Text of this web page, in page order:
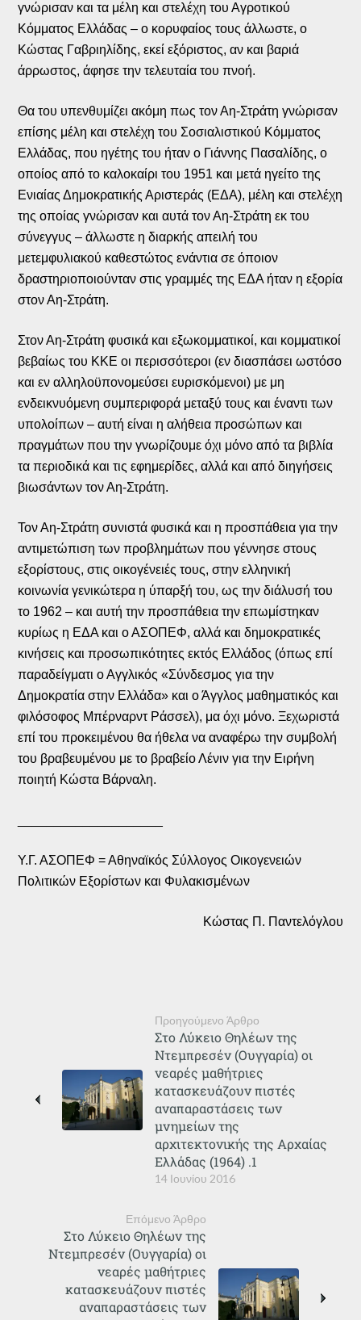
γνώρισαν και τα μέλη και στελέχη του Αγροτικού
Κόμματος Ελλάδας – ο κορυφαίος τους άλλωστε, ο
Κώστας Γαβριηλίδης, εκεί εξόριστος, αν και βαριά
άρρωστος, άφησε την τελευταία του πνοή.
Θα του υπενθυμίζει ακόμη πως τον Αη-Στράτη γνώρισαν
επίσης μέλη και στελέχη του Σοσιαλιστικού Κόμματος
Ελλάδας, που ηγέτης του ήταν ο Γιάννης Πασαλίδης, ο
οποίος από το καλοκαίρι του 1951 και μετά ηγείτο της
Ενιαίας Δημοκρατικής Αριστεράς (ΕΔΑ), μέλη και στελέχη
της οποίας γνώρισαν και αυτά τον Αη-Στράτη εκ του
σύνεγγυς – άλλωστε η διαρκής απειλή του
μετεμφυλιακού καθεστώτος ενάντια σε όποιον
δραστηριοποιούνταν στις γραμμές της ΕΔΑ ήταν η εξορία
στον Αη-Στράτη.
Στον Αη-Στράτη φυσικά και εξωκομματικοί, και κομματικοί
βεβαίως του ΚΚΕ οι περισσότεροι (εν διασπάσει ωστόσο
και εν αλληλοϋπονομεύσει ευρισκόμενοι) με μη
ενδεικνυόμενη συμπεριφορά μεταξύ τους και έναντι των
υπολοίπων – αυτή είναι η αλήθεια προσώπων και
πραγμάτων που την γνωρίζουμε όχι μόνο από τα βιβλία
τα περιοδικά και τις εφημερίδες, αλλά και από διηγήσεις
βιωσάντων τον Αη-Στράτη.
Τον Αη-Στράτη συνιστά φυσικά και η προσπάθεια για την
αντιμετώπιση των προβλημάτων που γέννησε στους
εξορίστους, στις οικογένειές τους, στην ελληνική
κοινωνία γενικώτερα η ύπαρξή του, ως την διάλυσή του
το 1962 – και αυτή την προσπάθεια την επωμίστηκαν
κυρίως η ΕΔΑ και ο ΑΣΟΠΕΦ, αλλά και δημοκρατικές
κινήσεις και προσωπικότητες εκτός Ελλάδος (όπως επί
παραδείγματι ο Αγγλικός «Σύνδεσμος για την
Δημοκρατία στην Ελλάδα» και ο Άγγλος μαθηματικός και
φιλόσοφος Μπέρναρντ Ράσσελ), μα όχι μόνο. Ξεχωριστά
επί του προκειμένου θα ήθελα να αναφέρω την συμβολή
του βραβευμένου με το βραβείο Λένιν για την Ειρήνη
ποιητή Κώστα Βάρναλη.
Υ.Γ. ΑΣΟΠΕΦ = Αθηναϊκός Σύλλογος Οικογενειών
Πολιτικών Εξορίστων και Φυλακισμένων
Κώστας Π. Παντελόγλου
Προηγούμενο Άρθρο
14 Ιουνίου 2016
Στο Λύκειο Θηλέων της
Ντεμπρεσέν (Ουγγαρία) οι
νεαρές μαθήτριες
κατασκευάζουν πιστές
αναπαραστάσεις των
μνημείων της
αρχιτεκτονικής της Αρχαίας
Ελλάδας (1964) .1
Επόμενο Άρθρο
Στο Λύκειο Θηλέων της
Ντεμπρεσέν (Ουγγαρία) οι
νεαρές μαθήτριες
κατασκευάζουν πιστές
αναπαραστάσεις των